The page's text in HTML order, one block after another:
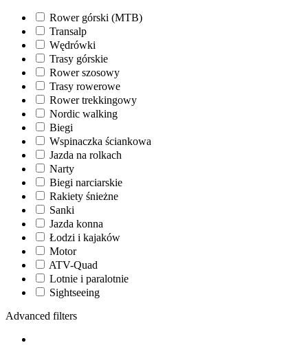
Rower górski (MTB)
Transalp
Wędrówki
Trasy górskie
Rower szosowy
Trasy rowerowe
Rower trekkingowy
Nordic walking
Biegi
Wspinaczka ściankowa
Jazda na rolkach
Narty
Biegi narciarskie
Rakiety śnieżne
Sanki
Jazda konna
Łodzi i kajaków
Motor
ATV-Quad
Lotnie i paralotnie
Sightseeing
Advanced filters